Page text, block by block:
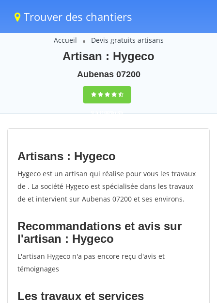
Trouver des chantiers
Accueil Devis gratuits artisans
Artisan : Hygeco
Aubenas 07200
9,5(100%)35
votes
Artisans : Hygeco
Hygeco est un artisan qui réalise pour vous les travaux
de . La société Hygeco est spécialisée dans les travaux
de et intervient sur Aubenas 07200 et ses environs.
Recommandations et avis sur
l'artisan : Hygeco
L'artisan Hygeco n'a pas encore reçu d'avis et
témoignages
Les travaux et services